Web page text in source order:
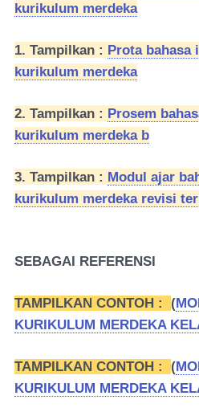
kurikulum merdeka
1. Tampilkan : Prota bahasa
kurikulum merdeka
2. Tampilkan : Prosem
kurikulum merdeka b
3. Tampilkan : Modul ajar
kurikulum merdeka revisi
SEBAGAI REFERENSI
TAMPILKAN CONTOH : (
KURIKULUM MERDEKA
TAMPILKAN CONTOH : (
KURIKULUM MERDEKA